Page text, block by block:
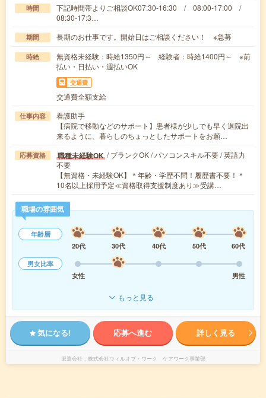
時間
下記時間帯よりご相談OK07:30-16:30 / 08:00-17:00 /
08:30-17:3…
期間 長期のお仕事です。開始日はご相談ください！ ※急募
時給
無資格未経験：時給1350円～ 経験者：時給1400円～ ※前
払い・日払い・週払いOK
交通費
交通費全額支給
仕事内容
看護助手
【病院で移動などのサポート】患者様が少しでも早く退院出
来るように、暮らしのちょっとしたサポートをお願…
応募資格 職種未経験OK / ブランクOK / パソコンスキル不要 / 英語力
不要
【無資格・未経験OK】＊年齢・学歴不問！履歴書不要！＊
10名以上採用予定≪資格取得支援制度あり≫受講…
職場の雰囲気
年齢層
20代
30代 40代 50代
60代
男女比率
女性
男性
もっと見る
気になる! 応募へ進む 詳しく見る
派遣会社 株式会社ウィルオブ・ワーク ケアワーク事業部